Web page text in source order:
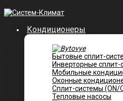
Кондиционеры
Бытовые сплит-
Инверторные сплит-
Мобильные
Оконные
Сплит-системы (ON/
Тепловые насосы